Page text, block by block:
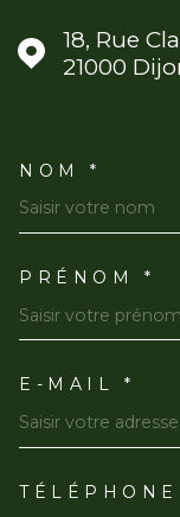
18, Rue
21000
NOM *
PRÉNOM *
E-MAIL *